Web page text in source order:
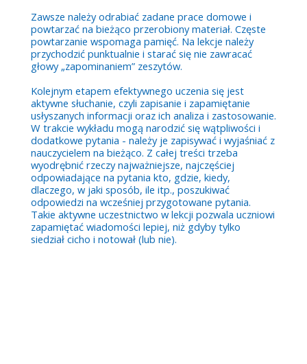
Zawsze należy odrabiać zadane prace domowe i
powtarzać na bieżąco przerobiony materiał. Częste
powtarzanie wspomaga pamięć. Na lekcje należy
przychodzić punktualnie i starać się nie zawracać
głowy „zapominaniem” zeszytów.
Kolejnym etapem efektywnego uczenia się jest
aktywne słuchanie, czyli zapisanie i zapamiętanie
usłyszanych informacji oraz ich analiza i zastosowanie.
W trakcie wykładu mogą narodzić się wątpliwości i
dodatkowe pytania - należy je zapisywać i wyjaśniać z
nauczycielem na bieżąco. Z całej treści trzeba
wyodrębnić rzeczy najważniejsze, najczęściej
odpowiadające na pytania kto, gdzie, kiedy,
dlaczego, w jaki sposób, ile itp., poszukiwać
odpowiedzi na wcześniej przygotowane pytania.
Takie aktywne uczestnictwo w lekcji pozwala uczniowi
zapamiętać wiadomości lepiej, niż gdyby tylko
siedział cicho i notował (lub nie).